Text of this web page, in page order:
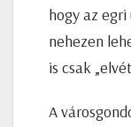
hogy az
nehezen
is csak
A